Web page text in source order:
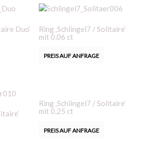
Duo‘
Ring ‚Schlingel7 / Solitaire‘
mit 0,06 ct
PREIS AUF ANFRAGE
Ring ‚Schlingel7 / Solitaire‘
mit 0,25 ct
PREIS AUF ANFRAGE